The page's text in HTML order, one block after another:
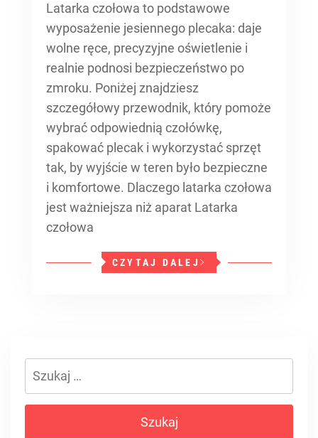
Latarka czołowa to podstawowe
wyposażenie jesiennego plecaka: daje
wolne ręce, precyzyjne oświetlenie i
realnie podnosi bezpieczeństwo po
zmroku. Poniżej znajdziesz
szczegółowy przewodnik, który pomoże
wybrać odpowiednią czołówkę,
spakować plecak i wykorzystać sprzęt
tak, by wyjście w teren było bezpieczne
i komfortowe. Dlaczego latarka czołowa
jest ważniejsza niż aparat Latarka
czołowa
CZYTAJ DALEJ
Szukaj: